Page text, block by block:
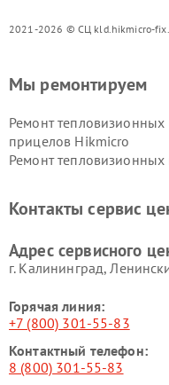
2021-2026 © СЦ kld.hikmicro-
Мы ремонтируем
Ремонт тепловизионных
прицелов Hikmicro
Ремонт
Контакты сервис
Адрес сервисного
г. Калининград,
Горячая линия:
+7 (800) 301-55-83
Контактный телефон:
8 (800) 301-55-83